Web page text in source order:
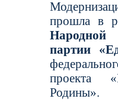
прошла в
партии
проекта
Родины».